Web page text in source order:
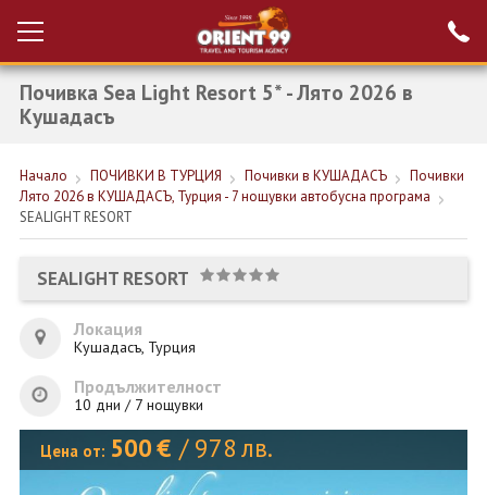
Вход за агенти
Проверка на
НОВА ГОДИНА ТУРЦИЯ
НОВА ГОДИНА
ПОЧИВКИ
КРУИЗИ
ЕКЗОТИКА
Почивка Sea Light Resort 5* - Лято 2026 в
Кушадасъ
Начало ПОЧИВКИ В ТУРЦИЯ Почивки в КУШАДАСЪ
Почивки
Лято 2026 в КУШАДАСЪ, Турция - 7 нощувки автобусна програма
SEALIGHT RESORT
SEALIGHT RESORT
Локация
Кушадасъ, Турция
Продължителност
10 дни / 7 нощувки
Цена от: 500€ / 978 лв.